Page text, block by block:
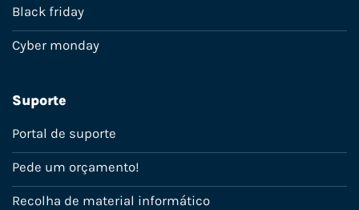
Black friday
Cyber monday
Suporte
Portal de suporte
Pede um orçamento!
Recolha de material informático